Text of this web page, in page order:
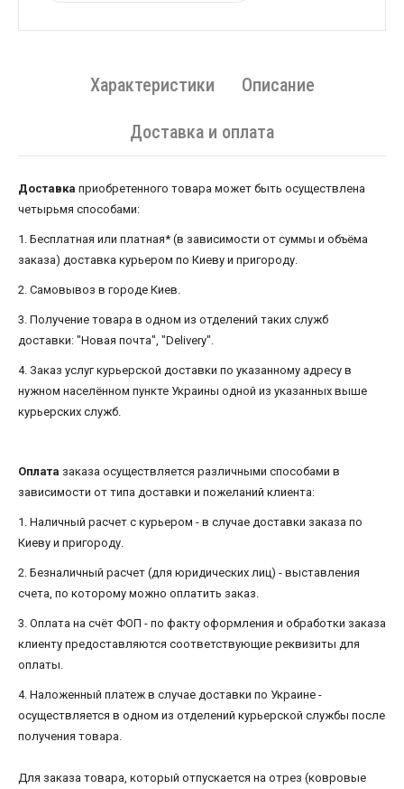
Характеристики Описание
Доставка и оплата
Доставка приобретенного товара может быть осуществлена ​​
четырьмя способами:
1. Бесплатная или платная* (в зависимости от суммы и объёма
заказа) доставка курьером по Киеву и пригороду.
2. Самовывоз в городе Киев.
3. Получение товара в одном из отделений таких служб
доставки: "Новая почта", "Delivery".
4. Заказ услуг курьерской доставки по указанному адресу в
нужном населённом пункте Украины одной из указанных выше
курьерских служб.
Оплата заказа осуществляется различными способами в
зависимости от типа доставки и пожеланий клиента:
1. Наличный расчет с курьером - в случае доставки заказа по
Киеву и пригороду.
2. Безналичный расчет (для юридических лиц) - выставления
счета, по которому можно оплатить заказ.
3. Оплата на счёт ФОП - по факту оформления и обработки заказа
клиенту предоставляются соответствующие реквизиты для
оплаты.
4. Наложенный платеж в случае доставки по Украине -
осуществляется в одном из отделений курьерской службы после
получения товара.
Для заказа товара, который отпускается на отрез (ковровые